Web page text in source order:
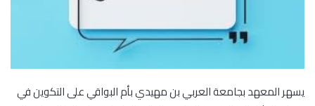
يسهر المعهد بجامعة العربي بن مهيدي بأم البواقي على التكوين في